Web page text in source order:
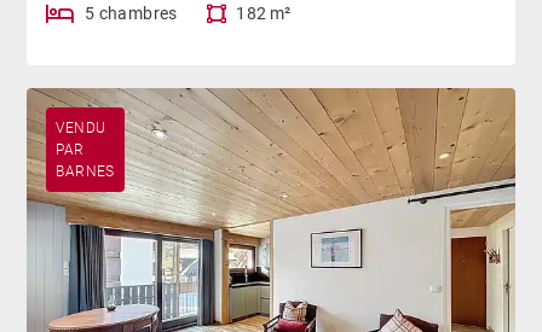
5 chambres 182 m²
VENDU
PAR
BARNES